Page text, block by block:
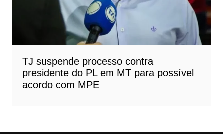
TJ suspende processo contra
presidente do PL em MT para possível
acordo com MPE